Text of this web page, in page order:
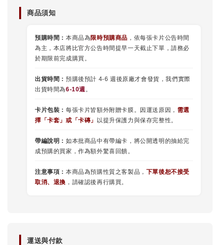
商品須知
預購時間： 本商品為限時預購商品 ，依每張卡片公告時間
為主，本店將比官方公告時間提早一天截止下單，請務必
於期限前完成購買。
出貨時間： 預購後預計 4-6 週後原廠才會發貨，我們實際
出貨時間為6-10週。
卡片包裝： 每張卡片皆額外附贈卡膜。因運送原因， 需選
擇 「卡套 」或 「卡磚」 以提升保護力與保存完整性。
帶編說明： 如本批商品中有帶編卡，將公開透明的抽給完
成預購的買家，作為額外驚喜回饋。
注意事項： 本商品為預購性質之客製品， 下單後恕不接受
取消、退換 ，請確認後再行購買。
運送與付款